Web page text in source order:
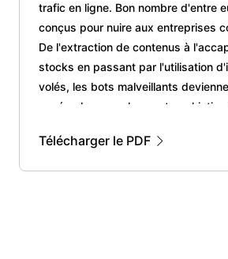
trafic en ligne. Bon nombre d'entre
conçus pour nuire aux entreprises
De l'extraction de contenus à
stocks en passant par l'utilisation
volés, les bots malveillants
année plus complexes et
Télécharger le PDF